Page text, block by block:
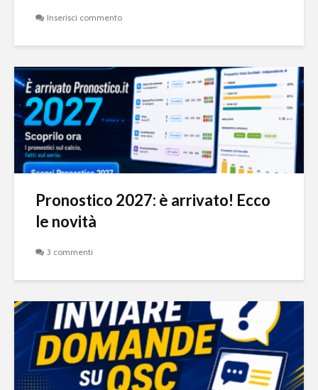
Inserisci commento
Pronostico 2027: è arrivato! Ecco
le novità
3 commenti